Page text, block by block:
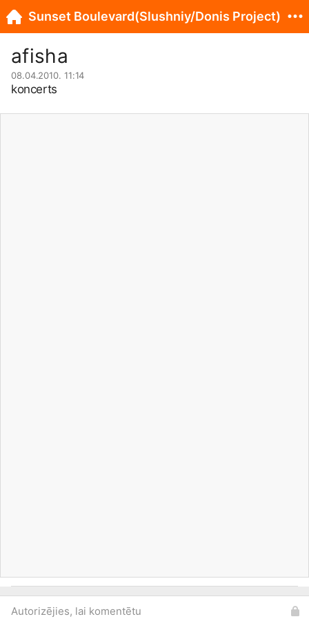
afisha
08.04.2010. 11:14
koncerts
Autorizējies, lai komentētu
Sunset Boulevard(Slushniy/Donis Project)